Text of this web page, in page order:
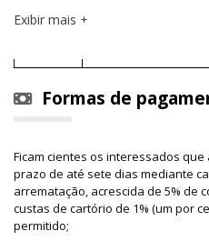
Exibir mais
Formas de
Ficam cientes os interessados
prazo de até sete dias mediante
arrematação, acrescida de 5% de
custas de cartório de 1% (um por
permitido;